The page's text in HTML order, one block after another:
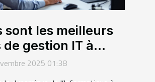
sont les meilleurs
gestion IT à
?
2025 01:38